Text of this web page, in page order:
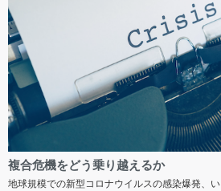
複合危機をどう乗り越えるか
地球規模での新型コロナウイルスの感染爆発、い